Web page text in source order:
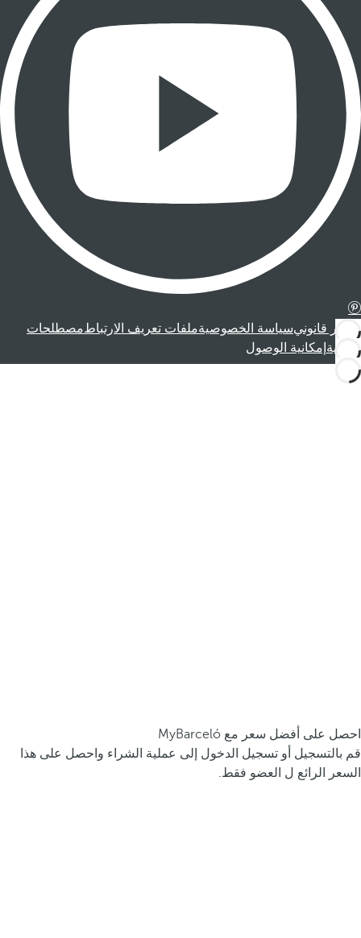
إشعار قانونيسياسة الخصوصيةملفات تعريف الارتباطمصطلحات
قانونية إمكانية الوصول
احصل على أفضل سعر مع MyBarceló
قم بالتسجيل أو تسجيل الدخول إلى عملية الشراء واحصل على هذا
السعر الرائع ل العضو فقط.